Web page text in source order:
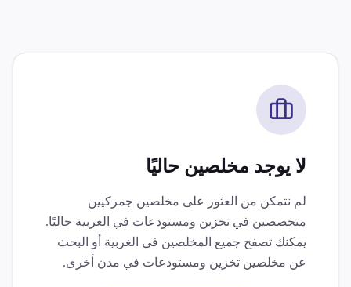
لا يوجد مخلصين حاليًا
لم نتمكن من العثور على مخلصين جمركيين
متخصصين في تخزين ومستودعات في الغربية حاليًا.
يمكنك تصفح جميع المخلصين في الغربية أو البحث
عن مخلصين تخزين ومستودعات في مدن أخرى.